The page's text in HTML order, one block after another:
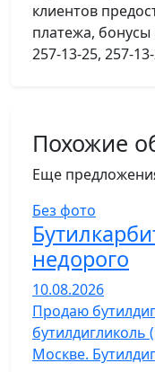
клиентов
платежа,
257-13-25, 257-
Похожие
Еще
Без фото
недорого
10.08.2026
Продаю
бутилдигликоль
Москве.